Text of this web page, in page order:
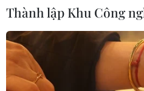
Tây Ninh: Tạo điều kiện
doanh nghiệp công nghệ
06/08/2026 04:45
Thành lập Khu Công